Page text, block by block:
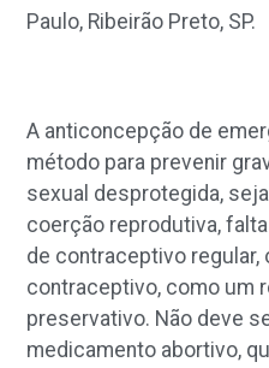
Paulo, Ribeirão Preto, SP.
A anticoncepção de
método para prevenir
sexual desprotegida,
coerção reprodutiva,
de contraceptivo regular,
contraceptivo, como um
preservativo. Não deve
medicamento abortivo,